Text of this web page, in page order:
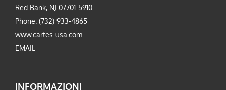
Red Bank, NJ 07701-5910
Phone: (732) 933-4865
www.cartes-usa.com
EMAIL
INFORMAZIONI